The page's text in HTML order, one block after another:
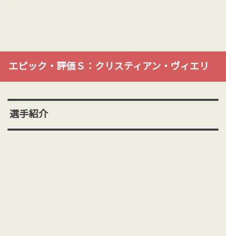
エピック・評価Ｓ：クリスティアン・ヴィエリ
選手紹介